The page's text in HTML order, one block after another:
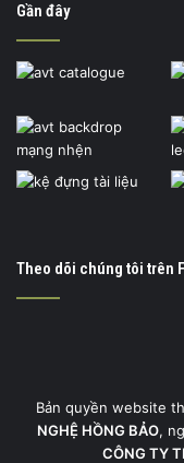
Gần đây
Theo dõi chúng tôi trên
Bản quyền website
NGHỆ HỒNG BẢO,
CÔNG TY